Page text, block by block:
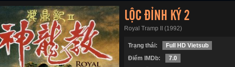
LỘC ĐỈNH KÝ 2
Royal Tramp II (1992)
Trạng thái:
Full HD Vietsub
Điểm IMDb:
7.0